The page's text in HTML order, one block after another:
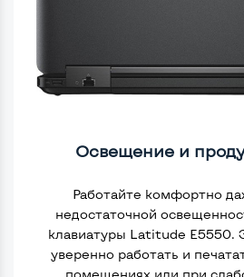
Освещение и
Работайте комфортно
недостаточной
клавиатуры Latitude E5550.
уверенно работать и
помещениях или при